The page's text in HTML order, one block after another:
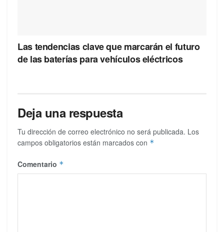
Las tendencias clave que marcarán el futuro
de las baterías para vehículos eléctricos
Deja una respuesta
Tu dirección de correo electrónico no será publicada. Los
campos obligatorios están marcados con *
Comentario *